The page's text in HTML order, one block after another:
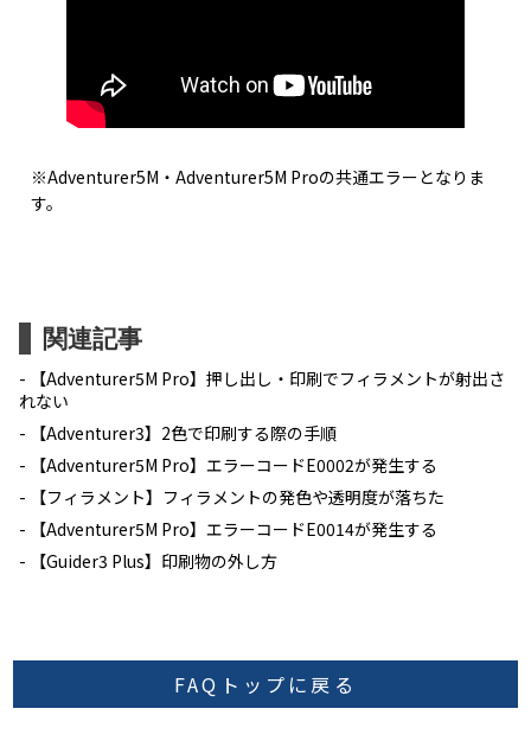
※Adventurer5M・Adventurer5M Proの共通エラーとなりま
す。
関連記事
【Adventurer5M Pro】押し出し・印刷でフィラメントが射出さ
れない
【Adventurer3】2色で印刷する際の手順
【Adventurer5M Pro】エラーコードE0002が発生する
【フィラメント】フィラメントの発色や透明度が落ちた
【Adventurer5M Pro】エラーコードE0014が発生する
【Guider3 Plus】印刷物の外し方
FAQトップに戻る